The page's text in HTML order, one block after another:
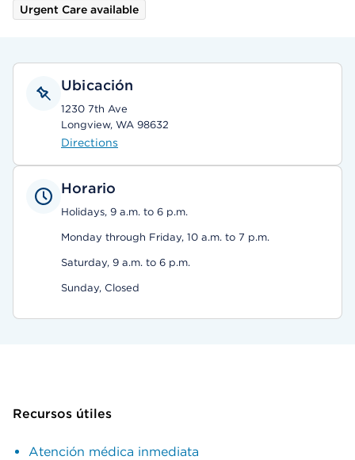
Urgent Care available
Ubicación
1230 7th Ave
Longview, WA 98632
Directions
Horario
Holidays, 9 a.m. to 6 p.m.
Monday through Friday, 10 a.m. to 7 p.m.
Saturday, 9 a.m. to 6 p.m.
Sunday, Closed
Recursos útiles
Atención médica inmediata